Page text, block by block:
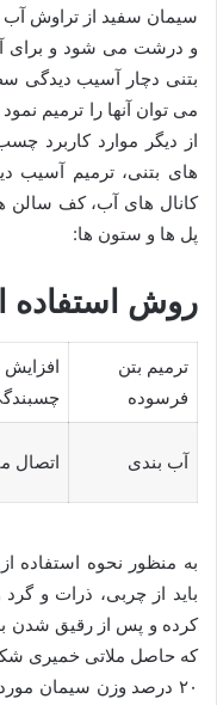
سیمان سفید از تراوش آب
و درشت می شود و برای
بتنی دچار آسیب دیدگی
می توان آنها را ترمیم
از دیگر موارد کاربرد
های بتنی، ترمیم آسیب
کانال های آب، کف سالن
پل ها و ستون ها:
روش استفاده
ترمیم بتن
فرسوده
آب بندی اتصال
به منظور نحوه استفاده
باید از چربی، ذرات و
کرده و پس از رقیق
۲۰ درصد وزن سیمان